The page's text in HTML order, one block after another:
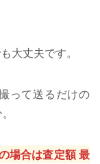
大丈夫です。
って送るだけの
場合は査定額 最